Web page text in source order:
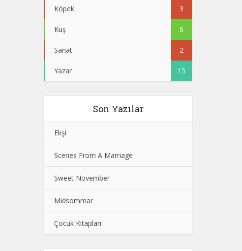
Köpek 3
Kuş 6
Sanat 2
Yazar 15
Son Yazılar
Ekşi
Scenes From A Marriage
Sweet November
Midsommar
Çocuk Kitapları